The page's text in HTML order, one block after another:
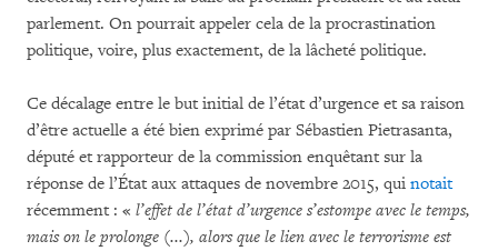
parlement. On pourrait appeler cela de la procrastination
politique, voire, plus exactement, de la lâcheté politique.
Ce décalage entre le but initial de l’état d’urgence et sa raison
d’être actuelle a été bien exprimé par Sébastien Pietrasanta,
député et rapporteur de la commission enquêtant sur la
réponse de l’État aux attaques de novembre 2015, qui notait
récemment : « l’effet de l’état d’urgence s’estompe avec le temps,
mais on le prolonge (...), alors que le lien avec le terrorisme est